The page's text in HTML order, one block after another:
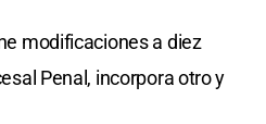
modificaciones a diez
Penal, incorpora otro y